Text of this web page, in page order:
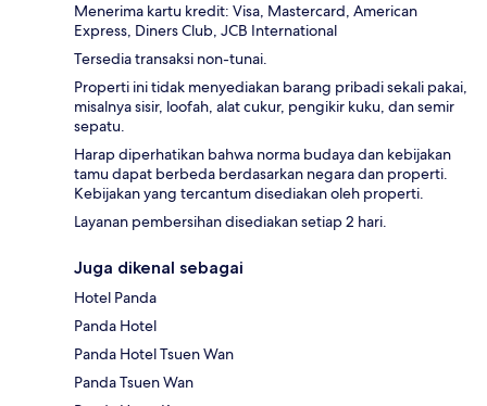
Menerima kartu kredit: Visa, Mastercard, American
Express, Diners Club, JCB International
Tersedia transaksi non-tunai.
Properti ini tidak menyediakan barang pribadi sekali pakai,
misalnya sisir, loofah, alat cukur, pengikir kuku, dan semir
sepatu.
Harap diperhatikan bahwa norma budaya dan kebijakan
tamu dapat berbeda berdasarkan negara dan properti.
Kebijakan yang tercantum disediakan oleh properti.
Layanan pembersihan disediakan setiap 2 hari.
Juga dikenal sebagai
Hotel Panda
Panda Hotel
Panda Hotel Tsuen Wan
Panda Tsuen Wan